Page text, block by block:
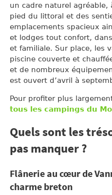
un cadre naturel agréable,
pied du littoral et des
emplacements spacieux
et lodges tout confort,
et familiale. Sur place, les
piscine couverte et
et de nombreux
est ouvert d’avril à
Pour profiter plus
tous les campings du
Quels sont les
pas manquer ?
Flânerie au cœur de
charme breton